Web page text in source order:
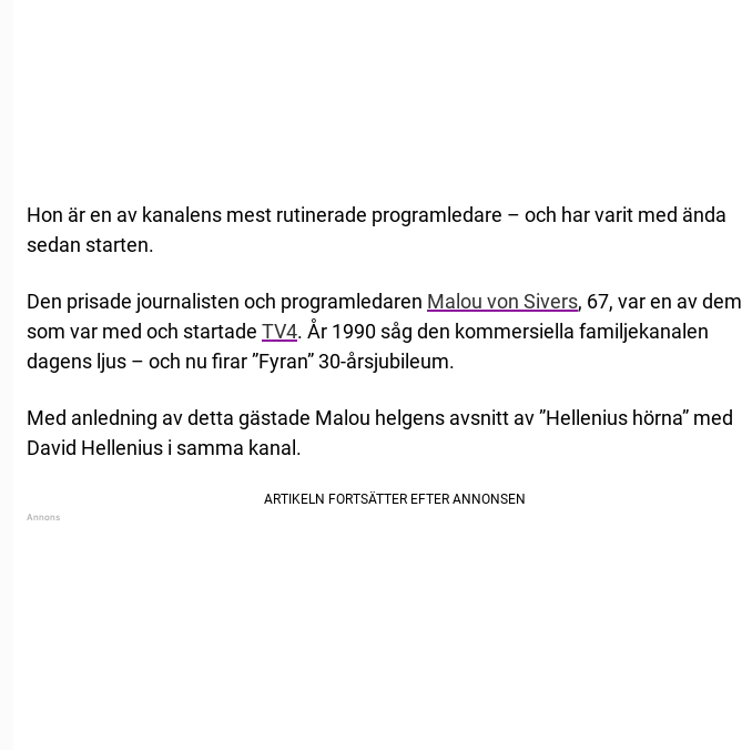
Hon är en av kanalens mest rutinerade programledare – och har varit med ända
sedan starten.
Den prisade journalisten och programledaren Malou von Sivers, 67, var en av dem
som var med och startade TV4. År 1990 såg den kommersiella familjekanalen
dagens ljus – och nu firar ”Fyran” 30-årsjubileum.
Med anledning av detta gästade Malou helgens avsnitt av ”Hellenius hörna” med
David Hellenius i samma kanal.